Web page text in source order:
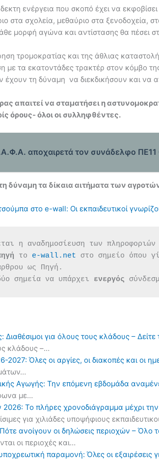
ενέργεια που σκοπό έχει να
στα σχολεία, μεθαύριο στα ξενοδοχεία,
μορφή αγώνα και αντίστασης θα πέσει
τρομοκρατίας και της άθλιας
με τα εκατοντάδες τρακτέρ στον κόμβο
έχουν τη δύναμη να διεκδικήσουν και να
απαιτεί να σταματήσει η
όρους- όλοι οι συλληφθέντες.
αποχαιρετά τον συνάδελφο
δύναμη τα δίκαια αιτήματα των
στο e-wall: Οι εκπαιδευτικοί
η αναδημοσίευση των
το e-wall.net στο σημείο όπου
ως Πηγή.
σημεία να υπάρχει ενεργός
Διαθέσιμοι για όλους τους κλάδους –
κλάδους –…
2027: Όλες οι αργίες, οι διακοπές και οι
Αγωγής: Την επόμενη εβδομάδα
με…
2026: Το πλήρες χρονοδιάγραμμα μέχρι
για χιλιάδες υποψήφιους
Πότε ανοίγουν οι δηλώσεις περιοχών –
οι περιοχές και…
υποχρεωτική παραμονή: Όλες οι εξαιρέσεις